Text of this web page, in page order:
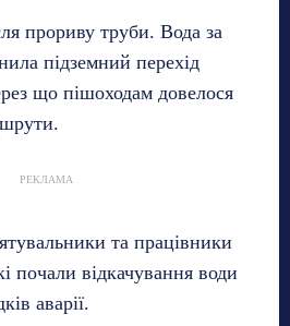
прориву труби. Вода за
підземний перехід
що пішоходам довелося
РЕКЛАМА
та працівники
почали відкачування води
аварії.